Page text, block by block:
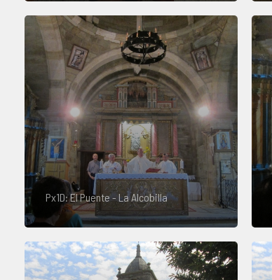
Px1D: El Puente - La Alcobilla